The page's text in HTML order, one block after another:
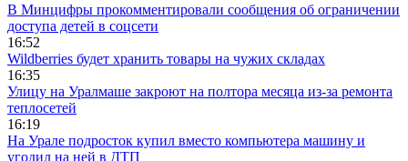
В Минцифры прокомментировали сообщения об ограничении
доступа детей в соцсети
16:52
Wildberries будет хранить товары на чужих складах
16:35
Улицу на Уралмаше закроют на полтора месяца из-за ремонта
теплосетей
16:19
На Урале подросток купил вместо компьютера машину и
угодил на ней в ДТП